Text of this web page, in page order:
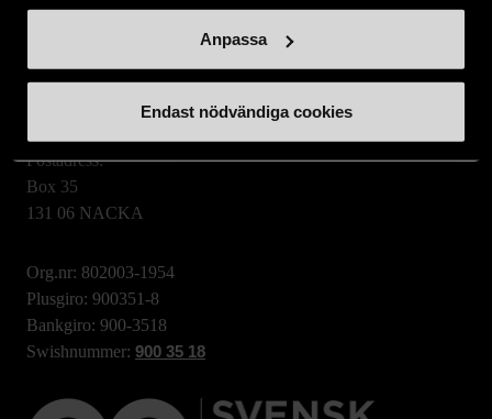
Anpassa
Endast nödvändiga cookies
131 54 Nacka
Postadress:
Box 35
131 06 NACKA
Org.nr: 802003-1954
Plusgiro: 900351-8
Bankgiro: 900-3518
Swishnummer: 900 35 18